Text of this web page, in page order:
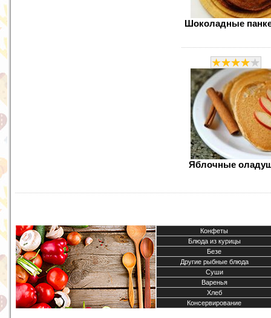
Шоколадные
Яблочные
Конфеты
Блюда из курицы
Безе
Другие рыбные блюда
Суши
Варенья
Хлеб
Консервирование